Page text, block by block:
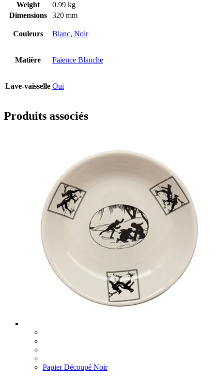
Weight
0.99 kg
Dimensions
320 mm
Couleurs Blanc, Noir
Matière Faïence Blanche
Lave-vaisselle Oui
Produits associés
Papier Découpé Noir